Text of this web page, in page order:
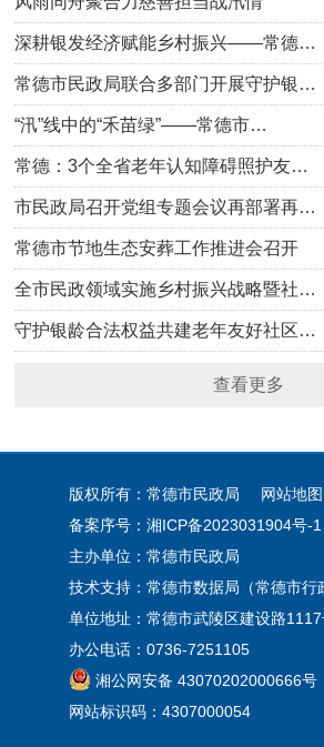
深耕银发经济赋能乡村振兴——常德…
常德市民政局联合多部门开展守护银…
“汛”线中的“禾苗绿”——常德市…
常德：3个全省老年认知障碍照护友…
市民政局召开党组专题会议再部署再…
常德市节地生态安葬工作推进会召开
全市民政领域实施乡村振兴战略暨社…
守护银龄合法权益共建老年友好社区…
查看更多
版权所有：常德市民政局
网站地图
备案序号： 湘ICP备2023031904号-1
主办单位：常德市民政局
技术支持：常德市数据局（常德市行
单位地址：常德市武陵区建设路
办公电话：0736-7251105
湘公网安备 43070202000666号
网站标识码：4307000054